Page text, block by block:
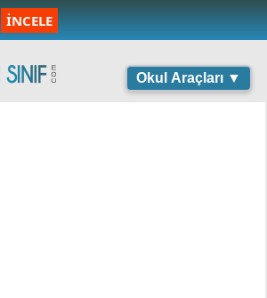
İNCELE
Okul Araçları ▼